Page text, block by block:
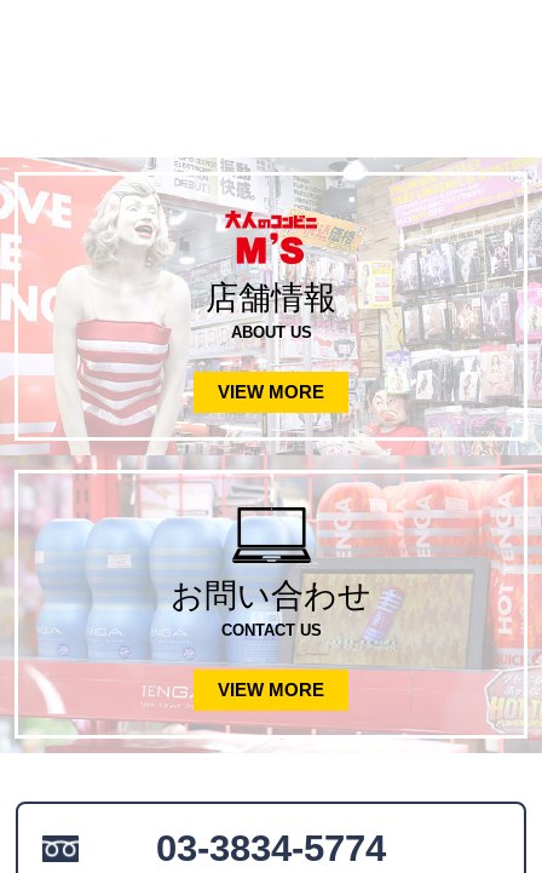
店舗情報
ABOUT US
VIEW MORE
お問い合わせ
CONTACT US
VIEW MORE
03-3834-5774